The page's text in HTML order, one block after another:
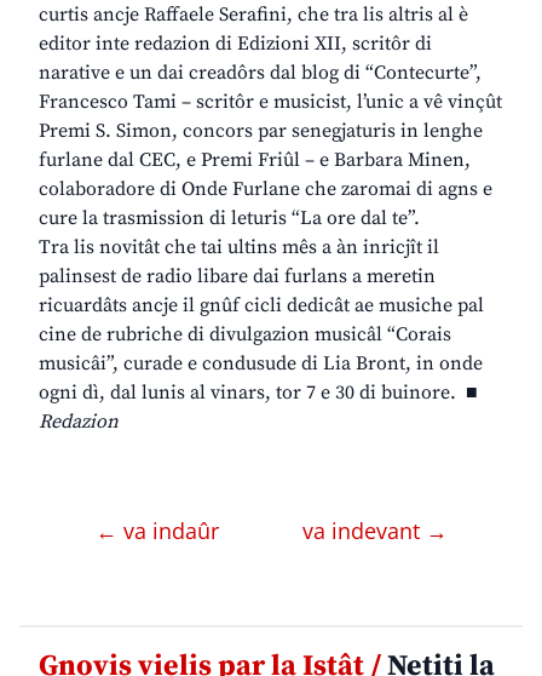
curtis ancje Raffaele Serafini, che tra lis altris al è
editor inte redazion di Edizioni XII, scritôr di
narative e un dai creadôrs dal blog di “Contecurte”,
Francesco Tami – scritôr e musicist, l’unic a vê vinçût
Premi S. Simon, concors par senegjaturis in lenghe
furlane dal CEC, e Premi Friûl – e Barbara Minen,
colaboradore di Onde Furlane che zaromai di agns e
cure la trasmission di leturis “La ore dal te”.
Tra lis novitât che tai ultins mês a àn inricjît il
palinsest de radio libare dai furlans a meretin
ricuardâts ancje il gnûf cicli dedicât ae musiche pal
cine de rubriche di divulgazion musicâl “Corais
musicâi”, curade e condusude di Lia Bront, in onde
ogni dì, dal lunis al vinars, tor 7 e 30 di buinore. ■
Redazion
← va indaûr va indevant →
Gnovis vielis par la Istât /Netiti la